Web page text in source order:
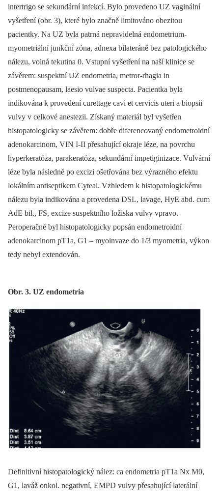
intertrigo se sekundární infekcí. Bylo provedeno UZ vaginální
vyšetření (obr. 3), které bylo značně limitováno obezitou
pacientky. Na UZ byla patrná nepravidelná endometrium-
myometriální junkční zóna, adnexa bilateráně bez patologického
nálezu, volná tekutina 0. Vstupní vyšetření na naší klinice se
závěrem: suspektní UZ endometria, metror-rhagia in
postmenopausam, laesio vulvae suspecta. Pacientka byla
indikována k provedení curettage cavi et cervicis uteri a biopsii
vulvy v celkové anestezii. Získaný materiál byl vyšetřen
histopatologicky se závěrem: dobře diferencovaný endometroidní
adenokarcinom, VIN I-II přesahující okraje léze, na povrchu
hyperkeratóza, parakeratóza, sekundární impetiginizace. Vulvární
léze byla následně po excizi ošetřována bez výrazného efektu
lokálním antiseptikem Cyteal. Vzhledem k histopatologickému
nálezu byla indikována a provedena DSL, lavage, HyE abd. cum
AdE bil., FS, excize suspektního ložiska vulvy vpravo.
Peroperačně byl histopatologicky popsán endometroidní
adenokarcinom pT1a, G1 –⁠ myoinvaze do 1/3 myometria, výkon
tedy nebyl extendován.
Obr. 3. UZ endometria
Definitivní histopatologický nález: ca endometria pT1a Nx M0,
G1, laváž onkol. negativní, EMPD vulvy přesahující laterální